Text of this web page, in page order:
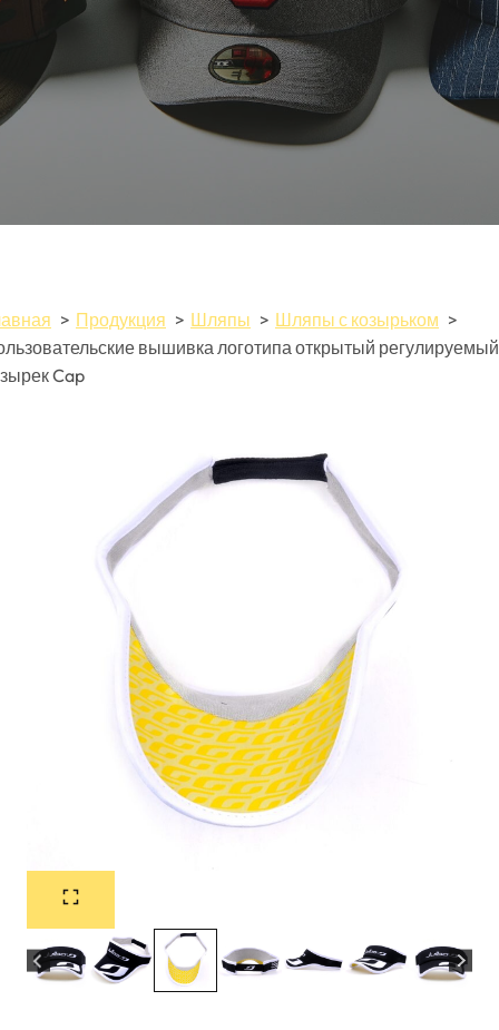
Продукция Шляпы
Шляпы с козырьком
вышивка логотипа открытый регулируемый
Cap